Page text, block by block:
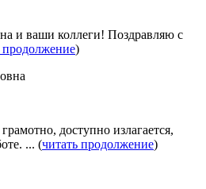
и ваши коллеги! Поздравляю с
продолжение)
доступно излагается,
... (читать продолжение)